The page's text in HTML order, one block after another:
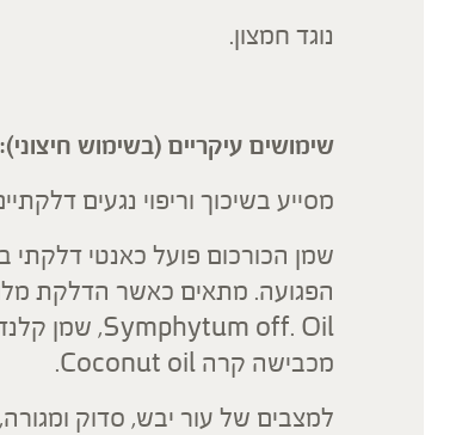
נוגד חמצון.
שימושים עיקריים (בשימוש חיצוני):
מסייע בשיכוך וריפוי נגעים
שמן הכורכום פועל כאנטי דלקתי
הפגועה. מתאים כאשר הדלקת
מכבישה קרה Coconut oil.
למצבים של עור יבש, סדוק